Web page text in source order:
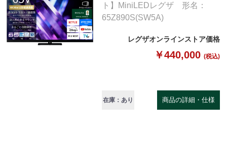
ト】MiniLEDレグザ 形名：
65Z890S(SW5A)
レグザオンラインストア価格
￥440,000 (税込)
在庫：あり 商品の詳細・仕様